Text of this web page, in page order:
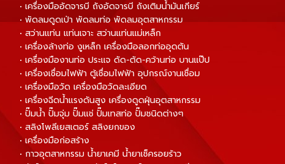
• เครื่องมืออัดจารบี ถังอัดจารบี ถังเติมน้ำมันเกียร์
• พัดลมดูดเป่า พัดลมท่อ พัดลมอุตสาหกรรม
• สว่านแท่น แท่นเจาะ สว่านแท่นแม่เหล็ก
• เครื่องล้างท่อ งูเหล็ก เครื่องมือลอกท่ออุดตัน
• เครื่องมืองานท่อ ประแจ ดัด-ตัด-คว้านท่อ บานแป๊ป
• เครื่องเชื่อมไฟฟ้า ตู้เชื่อมไฟฟ้า อุปกรณ์งานเชื่อม
• เครื่องมือวัด เครื่องมือวัดละเอียด
• เครื่องฉีดน้ำแรงดันสูง เครื่องดูดฝุ่นอุตสาหกรรม
• ปั๊มน้ำ ปั๊มจุ่ม ปั๊มแช่ ปั๊มเทสท่อ ปั๊มชนิดต่างๆ
• สลิงโพลีเยสเตอร์ สลิงยกของ
• เครื่องมือก่อสร้าง
• กาวอุตสาหกรรม น้ำยาเคมี น้ำยาเช็ครอยร้าว